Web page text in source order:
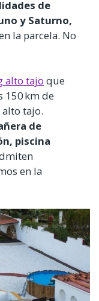
de
y Saturno,
la parcela. No
alto tajo que
150 km de
tajo.
de
piscina
en la